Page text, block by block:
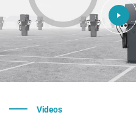
Videos